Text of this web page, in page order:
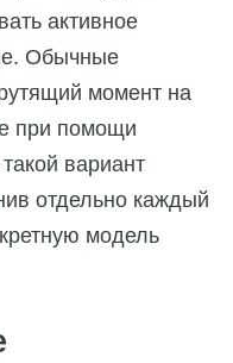
активное
Обычные
момент на
при помощи
вариант
отдельно каждый
модель